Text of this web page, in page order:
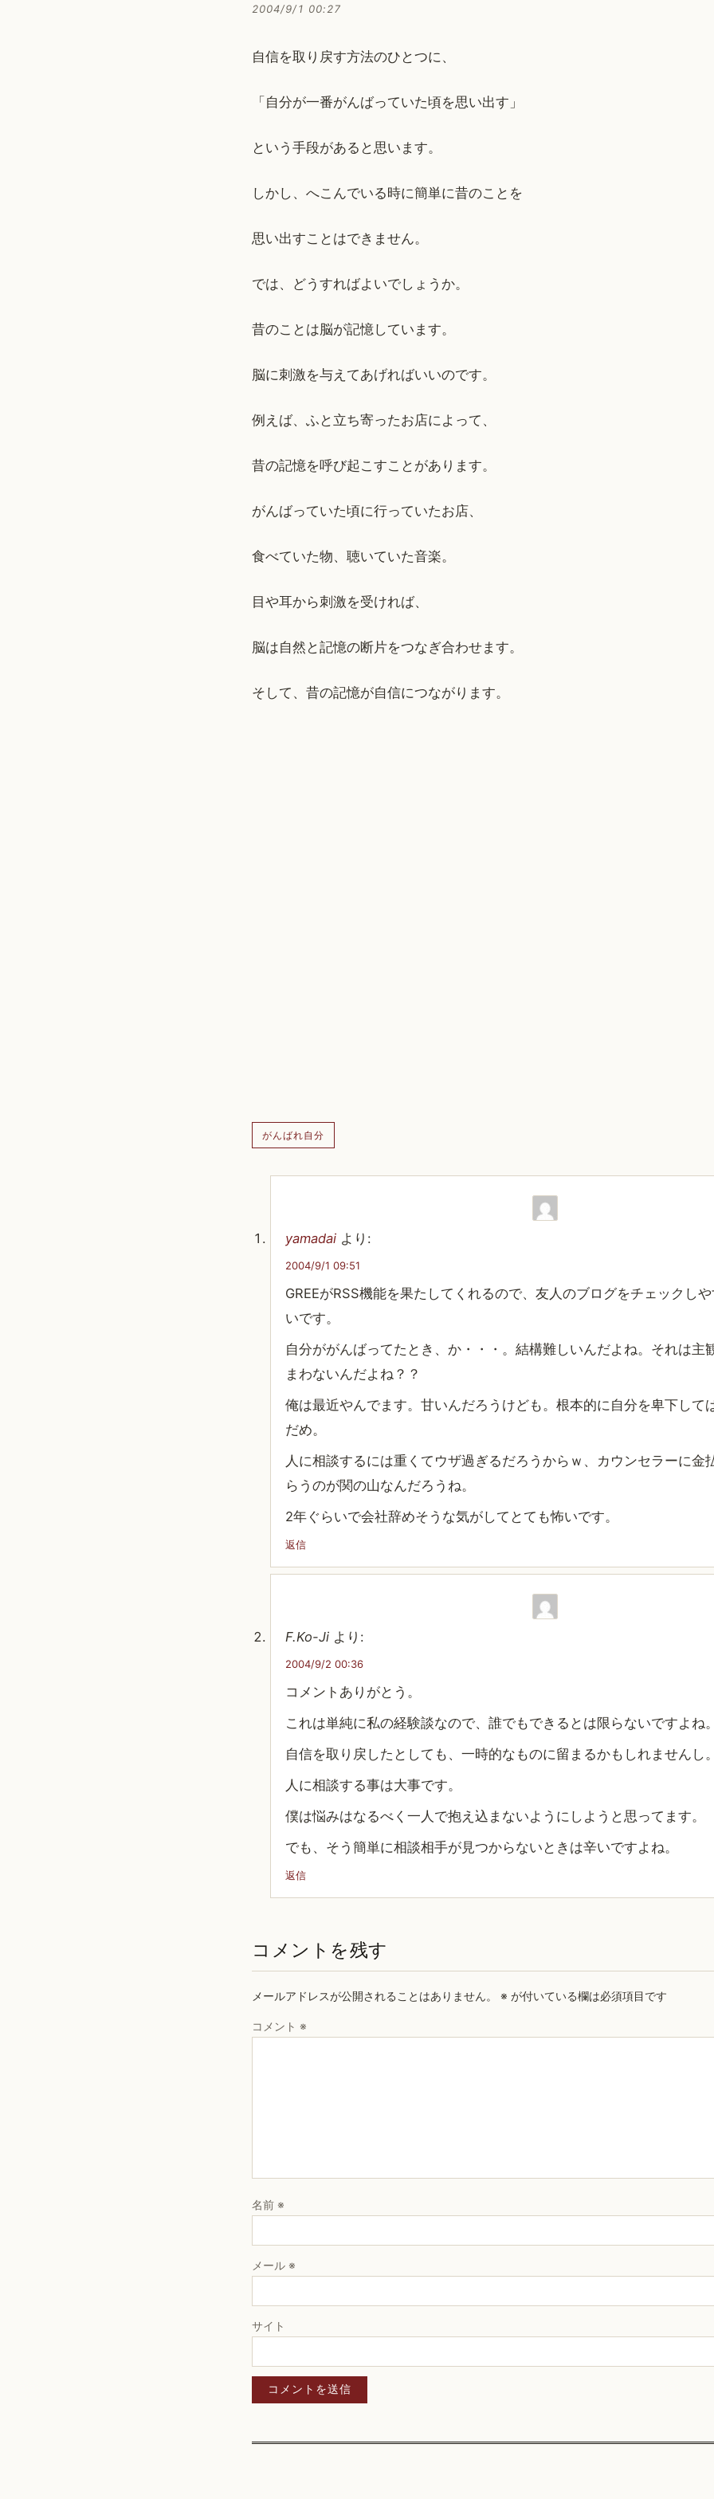
2004/9/1 00:27
自信を取り戻す方法のひとつに、
「自分が一番がんばっていた頃を思い出す」
という手段があると思います。
しかし、へこんでいる時に簡単に昔のことを
思い出すことはできません。
では、どうすればよいでしょうか。
昔のことは脳が記憶しています。
脳に刺激を与えてあげればいいのです。
例えば、ふと立ち寄ったお店によって、
昔の記憶を呼び起こすことがあります。
がんばっていた頃に行っていたお店、
食べていた物、聴いていた音楽。
目や耳から刺激を受ければ、
脳は自然と記憶の断片をつなぎ合わせます。
そして、昔の記憶が自信につながります。
がんばれ自分
yamadai より:
2004/9/1 09:51
GREEがRSS機能を果たしてくれるので、友人のブログをチェックし
いです。
自分ががんばってたとき、か・・・。結構難しいんだよね。それは主
まわないんだよね？？
俺は最近やんでます。甘いんだろうけども。根本的に自分を卑下して
だめ。
人に相談するには重くてウザ過ぎるだろうからｗ、カウンセラーに金
らうのが関の山なんだろうね。
2年ぐらいで会社辞めそうな気がしてとても怖いです。
返信
F.Ko-Ji より:
2004/9/2 00:36
コメントありがとう。
これは単純に私の経験談なので、誰でもできるとは限らないですよね。
自信を取り戻したとしても、一時的なものに留まるかもしれませんし。
人に相談する事は大事です。
僕は悩みはなるべく一人で抱え込まないようにしようと思ってます。
でも、そう簡単に相談相手が見つからないときは辛いですよね。
返信
コメントを残す
メールアドレスが公開されることはありません。 ※ が付いている欄は必須項目です
コメント ※
名前 ※
メール ※
サイト